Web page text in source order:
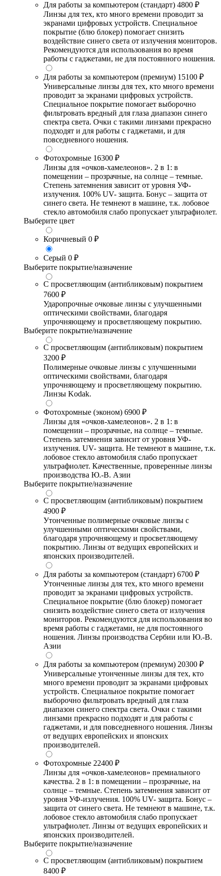
Для работы за компьютером (стандарт) 4800 ₽
Линзы для тех, кто много времени проводит за
экранами цифровых устройств. Специальное
покрытие (блю блокер) помогает снизить
воздействие синего света от излучения мониторов.
Рекомендуются для использования во время
работы с гаджетами, не для постоянного ношения.
Для работы за компьютером (премиум) 15100 ₽
Универсальные линзы для тех, кто много времени
проводит за экранами цифровых устройств.
Специальное покрытие помогает выборочно
фильтровать вредный для глаза диапазон синего
спектра света. Очки с такими линзами прекрасно
подходят и для работы с гаджетами, и для
повседневного ношения.
Фотохромные 16300 ₽
Линзы для «очков-хамелеонов». 2 в 1: в
помещении – прозрачные, на солнце – темные.
Степень затемнения зависит от уровня УФ-
излучения. 100% UV- защита. Бонус – защита от
синего света. Не темнеют в машине, т.к. лобовое
стекло автомобиля слабо пропускает ультрафиолет.
Выберите цвет
Коричневый 0 ₽
Серый 0 ₽
Выберите покрытие/назначение
С просветляющим (антибликовым) покрытием
7600 ₽
Ударопрочные очковые линзы с улучшенными
оптическими свойствами, благодаря
упрочняющему и просветляющему покрытию.
Выберите покрытие/назначение
С просветляющим (антибликовым) покрытием
3200 ₽
Полимерные очковые линзы с улучшенными
оптическими свойствами, благодаря
упрочняющему и просветляющему покрытию.
Линзы Kodak.
Фотохромные (эконом) 6900 ₽
Линзы для «очков-хамелеонов». 2 в 1: в
помещении – прозрачные, на солнце – темные.
Степень затемнения зависит от уровня УФ-
излучения. UV- защита. Не темнеют в машине, т.к.
лобовое стекло автомобиля слабо пропускает
ультрафиолет. Качественные, проверенные линзы
производства Ю.-В. Азии
Выберите покрытие/назначение
С просветляющим (антибликовым) покрытием
4900 ₽
Утонченные полимерные очковые линзы с
улучшенными оптическими свойствами,
благодаря упрочняющему и просветляющему
покрытию. Линзы от ведущих европейских и
японских производителей.
Для работы за компьютером (стандарт) 6700 ₽
Утонченные линзы для тех, кто много времени
проводит за экранами цифровых устройств.
Специальное покрытие (блю блокер) помогает
снизить воздействие синего света от излучения
мониторов. Рекомендуются для использования во
время работы с гаджетами, не для постоянного
ношения. Линзы производства Сербии или Ю.-В.
Азии
Для работы за компьютером (премиум) 20300 ₽
Универсальные утонченные линзы для тех, кто
много времени проводит за экранами цифровых
устройств. Специальное покрытие помогает
выборочно фильтровать вредный для глаза
диапазон синего спектра света. Очки с такими
линзами прекрасно подходят и для работы с
гаджетами, и для повседневного ношения. Линзы
от ведущих европейских и японских
производителей.
Фотохромные 22400 ₽
Линзы для «очков-хамелеонов» премиального
качества. 2 в 1: в помещении – прозрачные, на
солнце – темные. Степень затемнения зависит от
уровня УФ-излучения. 100% UV- защита. Бонус –
защита от синего света. Не темнеют в машине, т.к.
лобовое стекло автомобиля слабо пропускает
ультрафиолет. Линзы от ведущих европейских и
японских производителей.
Выберите покрытие/назначение
С просветляющим (антибликовым) покрытием
8400 ₽